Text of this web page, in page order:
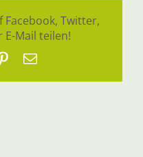
Facebook, Twitter,
Mail teilen!
Pinterest
E-